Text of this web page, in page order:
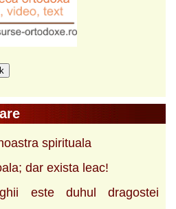
spirituala
dar exista leac!
este duhul dragostei